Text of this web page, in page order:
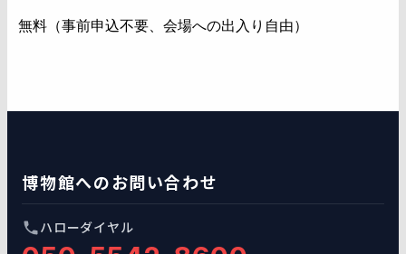
無料（事前申込不要、会場への出入り自由）